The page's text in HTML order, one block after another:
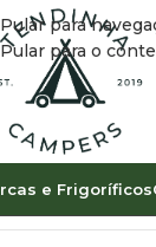
Pular para
Pular para o
e Frigoríficos
Início Água Bicos